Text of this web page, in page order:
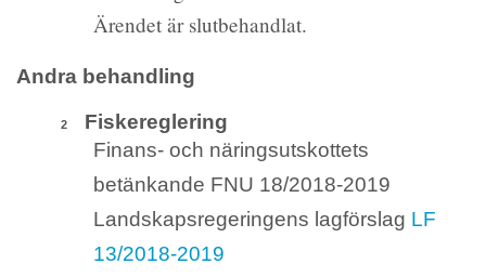
Ärendet är slutbehandlat.
Andra behandling
2
Fiskereglering
Finans- och näringsutskottets
betänkande FNU 18/2018-2019
Landskapsregeringens lagförslag LF
13/2018-2019